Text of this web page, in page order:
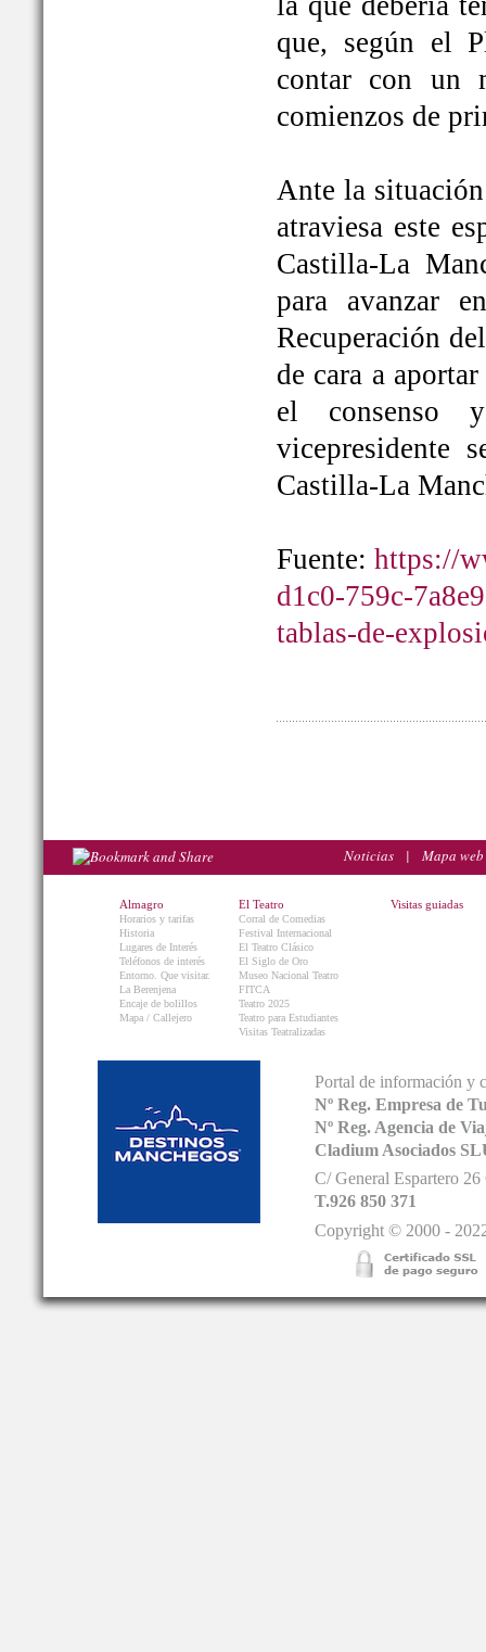
que, según el
contar con un
comienzos de
Ante la
atraviesa este
Castilla-La
para avanzar
Recuperación
de cara a
el consenso
vicepresidente
Castilla-La
Fuente: https://
d1c0-759c-
tablas-de-
Noticias | Mapa web
Almagro
Horarios y tarifas
Historia
Lugares de Interés
Teléfonos de interés
Entorno. Que visitar.
La Berenjena
Encaje de bolillos
Mapa / Callejero
El Teatro
Corral de Comedias
Festival Internacional
El Teatro Clásico
El Siglo de Oro
Museo Nacional Teatro
FITCA
Teatro 2025
Teatro para Estudiantes
Visitas Teatralizadas
Visitas guiadas
Portal de información y
Nº Reg. Empresa de
Nº Reg. Agencia de
Cladium Asociados
C/ General Espartero
T.926 850 371
Copyright © 2000 -